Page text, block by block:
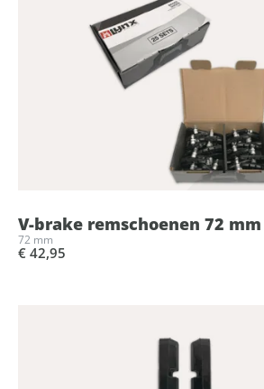
V-brake remschoenen 72
72 mm
€ 42,95